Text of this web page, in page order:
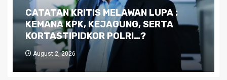
Dilema Kaltim di Tengah Krisis:
Kutukan Sumber Daya Alam dan
Pemimpin yang Tak Kreatif
July 29, 2026